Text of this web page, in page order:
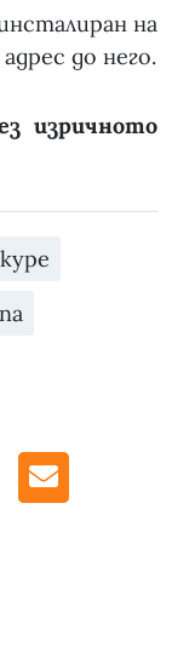
на
до него.
изричното